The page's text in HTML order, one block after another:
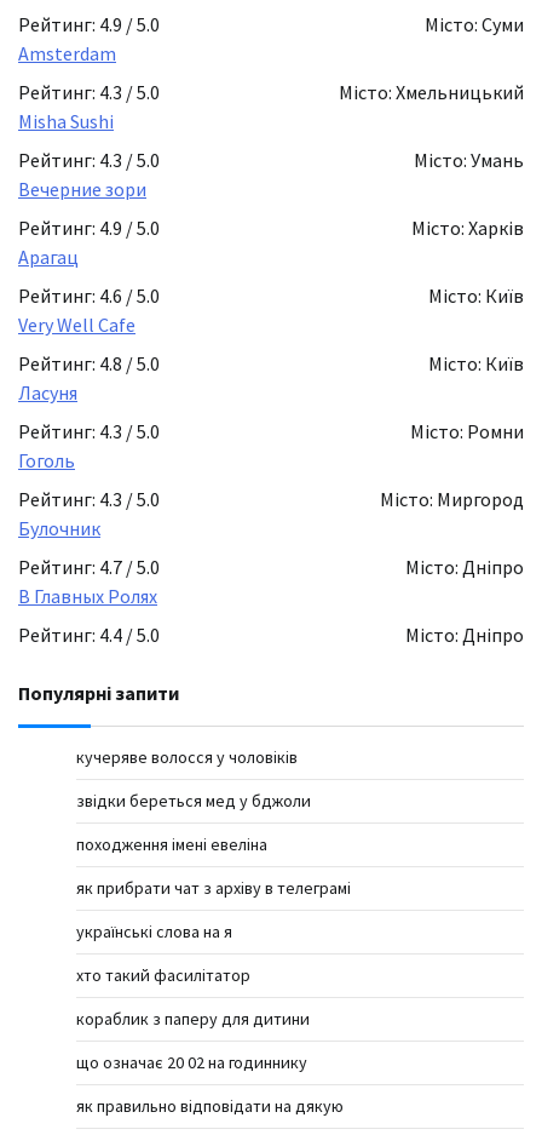
Рейтинг: 4.9 / 5.0
Місто: Суми
Amsterdam
Рейтинг: 4.3 / 5.0
Місто: Хмельницький
Misha Sushi
Рейтинг: 4.3 / 5.0
Місто: Умань
Вечерние зори
Рейтинг: 4.9 / 5.0
Місто: Харків
Арагац
Рейтинг: 4.6 / 5.0
Місто: Київ
Very Well Cafe
Рейтинг: 4.8 / 5.0
Місто: Київ
Ласуня
Рейтинг: 4.3 / 5.0
Місто: Ромни
Гоголь
Рейтинг: 4.3 / 5.0
Місто: Миргород
Булочник
Рейтинг: 4.7 / 5.0
Місто: Дніпро
В Главных Ролях
Рейтинг: 4.4 / 5.0
Місто: Дніпро
Популярні запити
кучеряве волосся у чоловіків
звідки береться мед у бджоли
походження імені евеліна
як прибрати чат з архіву в телеграмі
українські слова на я
хто такий фасилітатор
кораблик з паперу для дитини
що означає 20 02 на годиннику
як правильно відповідати на дякую